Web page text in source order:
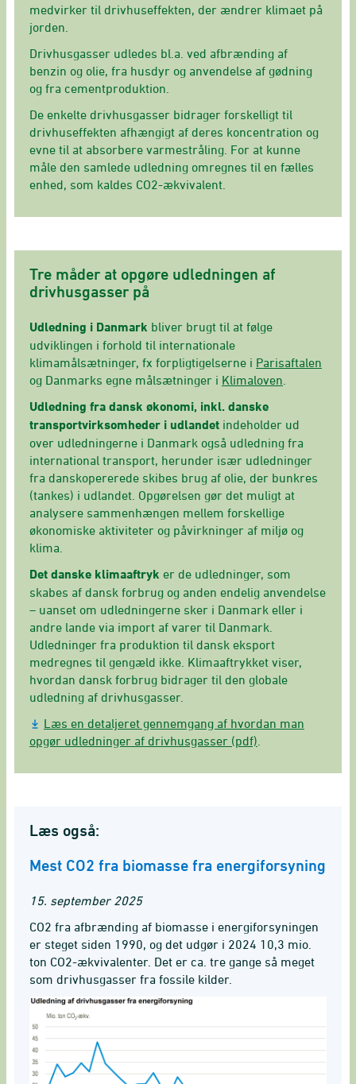
medvirker til drivhuseffekten, der ændrer klimaet på
jorden.
Drivhusgasser udledes bl.a. ved afbrænding af
benzin og olie, fra husdyr og anvendelse af gødning
og fra cementproduktion.
De enkelte drivhusgasser bidrager forskelligt til
drivhuseffekten afhængigt af deres koncentration og
evne til at absorbere varmestråling. For at kunne
måle den samlede udledning omregnes til en fælles
enhed, som kaldes CO2-ækvivalent.
Tre måder at opgøre udledningen af
drivhusgasser på
Udledning i Danmark bliver brugt til at følge
udviklingen i forhold til internationale
klimamålsætninger, fx forpligtigelserne i Parisaftalen
og Danmarks egne målsætninger i Klimaloven
Udledning fra dansk økonomi, inkl. danske
transportvirksomheder i udlandet indeholder ud
over udledningerne i Danmark også udledning fra
international transport, herunder især udledninger
fra danskopererede skibes brug af olie, der bunkres
(tankes) i udlandet. Opgørelsen gør det muligt at
analysere sammenhængen mellem forskellige
økonomiske aktiviteter og påvirkninger af miljø og
klima.
Det danske klimaaftryk er de udledninger, som
skabes af dansk forbrug og anden endelig anvendelse
– uanset om udledningerne sker i Danmark eller i
andre lande via import af varer til Danmark.
Udledninger fra produktion til dansk eksport
medregnes til gengæld ikke. Klimaaftrykket viser,
hvordan dansk forbrug bidrager til den globale
udledning af drivhusgasser.
Læs en detaljeret gennemgang af hvordan man
opgør udledninger af drivhusgasser (pdf)
Læs også:
Mest CO2 fra biomasse fra energiforsyning
15. september 2025
CO2 fra afbrænding af biomasse i energiforsyningen
er steget siden 1990, og det udgør i 2024 10,3 mio.
ton CO2-ækvivalenter. Det er ca. tre gange så meget
som drivhusgasser fra fossile kilder.